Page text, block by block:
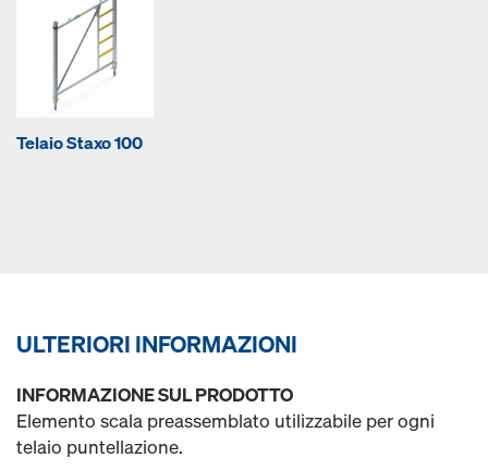
Telaio Staxo 100
ULTERIORI INFORMAZIONI
INFORMAZIONE SUL PRODOTTO
Elemento scala preassemblato utilizzabile per ogni
telaio puntellazione.